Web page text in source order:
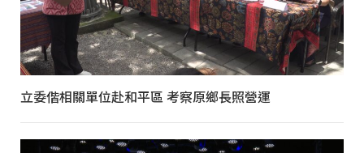
立委偕相關單位赴和平區 考察原鄉長照營運